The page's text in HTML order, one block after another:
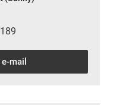
mail